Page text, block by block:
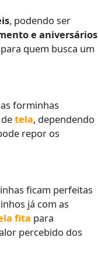
, podendo ser
e aniversários
quem busca um
forminhas
detela, dependendo
repor os
ficam perfeitas
já com as
fita para
percebido dos